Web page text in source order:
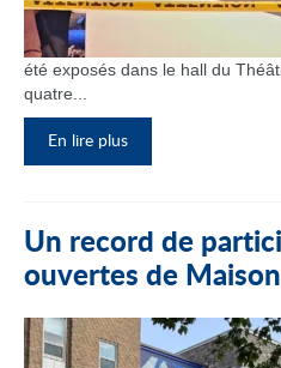
été exposés dans le hall du
quatre...
En lire plus
Un record de
ouvertes de